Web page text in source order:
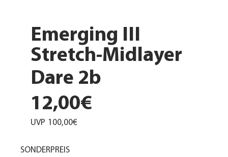
Emerging III
Stretch-Midlayer
Dare 2b
12,00€
UVP 100,00€
SONDERPREIS